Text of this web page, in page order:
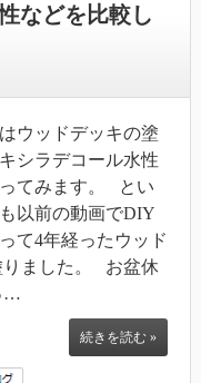
などを比較し
ウッドデッキの塗
シラデコール水性
てみます。 とい
以前の動画でDIY
て4年経ったウッド
りました。 お盆休
…
続きを読む »